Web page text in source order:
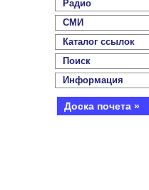
Радио
СМИ
Каталог ссылок
Поиск
Информация
Доска почета »